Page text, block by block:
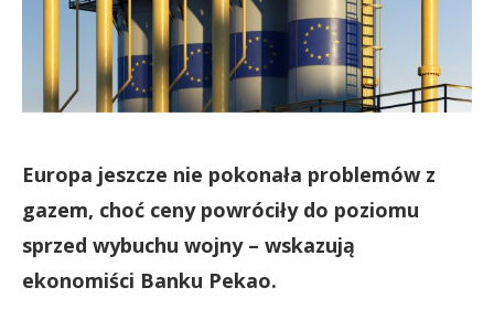
Europa jeszcze nie pokonała problemów z
gazem, choć ceny powróciły do poziomu
sprzed wybuchu wojny – wskazują
ekonomiści Banku Pekao.